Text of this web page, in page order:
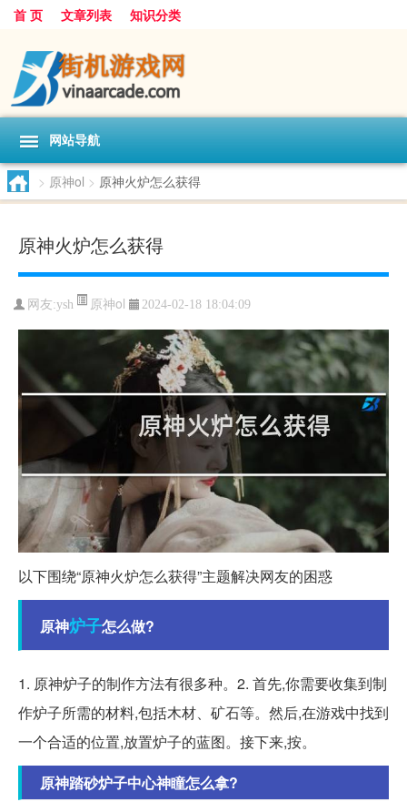
首 页 文章列表 知识分类
网站导航
> 原神ol > 原神火炉怎么获得
原神火炉怎么获得
网友:ysh 原神ol 2024-02-18 18:04:09
以下围绕“原神火炉怎么获得”主题解决网友的困惑
原神炉子怎么做?
1. 原神炉子的制作方法有很多种。2. 首先,你需要收集到制
作炉子所需的材料,包括木材、矿石等。然后,在游戏中找到
一个合适的位置,放置炉子的蓝图。接下来,按。
原神踏砂炉子中心神瞳怎么拿?